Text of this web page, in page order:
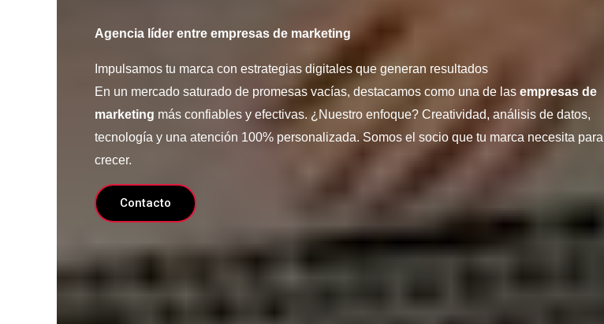
Agencia líder entre empresas de marketing
Impulsamos tu marca con estrategias digitales que generan resultados
En un mercado saturado de promesas vacías, destacamos como una de las empresas de
marketing más confiables y efectivas. ¿Nuestro enfoque? Creatividad, análisis de datos,
tecnología y una atención 100% personalizada. Somos el socio que tu marca necesita para
crecer.
Contacto